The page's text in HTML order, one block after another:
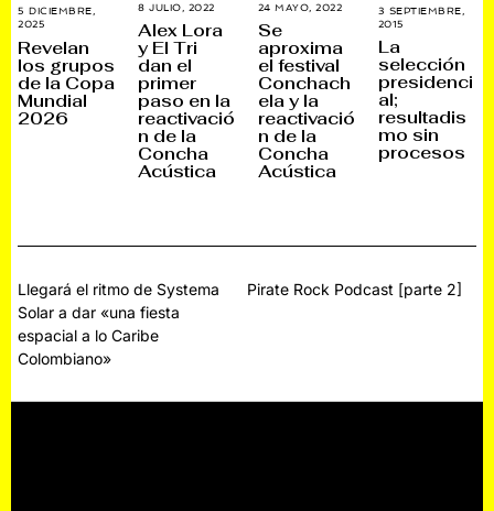
5 DICIEMBRE,
2025
I
C
I
E
M
B
Revelan
los grupos
de la Copa
Mundial
2026
8 JULIO, 2022
A
O
2
Alex Lora
y El Tri
dan el
primer
paso en la
reactivació
n de la
Concha
Acústica
24 MAYO, 2022
O
0
Se
aproxima
el festival
Conchach
ela y la
reactivació
n de la
Concha
Acústica
3 SEPTIEMBRE,
2015
E
P
T
E
M
B
R
La
selección
presidenci
al;
resultadis
mo sin
procesos
Navegación
de
entradas
Llegará el ritmo de Systema
Solar a dar «una fiesta
espacial a lo Caribe
Colombiano»
Pirate Rock Podcast [parte 2]